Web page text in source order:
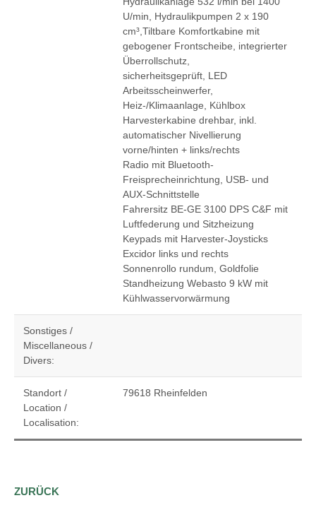
U/min, Hydraulikpumpen 2 x 190
cm³,Tiltbare Komfortkabine mit
gebogener Frontscheibe, integrierter
Überrollschutz,
sicherheitsgeprüft, LED
Arbeitsscheinwerfer,
Heiz-/Klimaanlage, Kühlbox
Harvesterkabine drehbar, inkl.
automatischer Nivellierung
vorne/hinten + links/rechts
Radio mit Bluetooth-
Freisprecheinrichtung, USB- und
AUX-Schnittstelle
Fahrersitz BE-GE 3100 DPS C&F mit
Luftfederung und Sitzheizung
Keypads mit Harvester-Joysticks
Excidor links und rechts
Sonnenrollo rundum, Goldfolie
Standheizung Webasto 9 kW mit
Kühlwasservorwärmung
Sonstiges /
Miscellaneous /
Divers:
Standort /
Location /
Localisation:
79618 Rheinfelden
ZURÜCK